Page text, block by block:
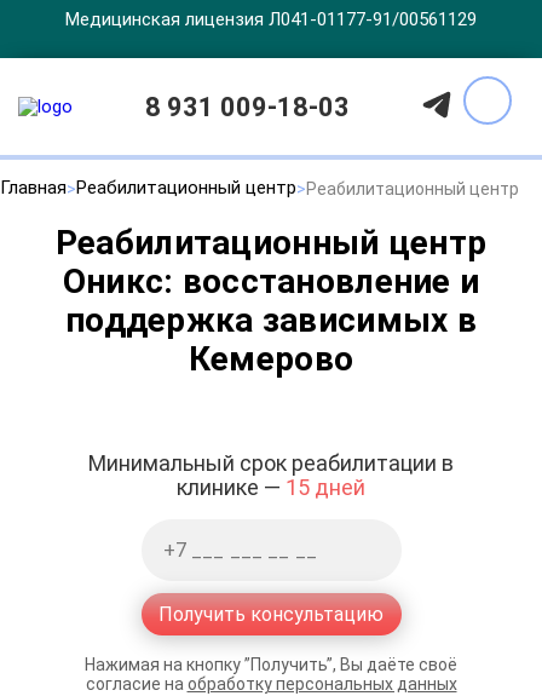
Медицинская лицензия Л041-01177-91/00561129
8 931 009-18-03
Главная Реабилитационный центр Реабилитационный центр
Реабилитационный центр
Оникс: восстановление и
поддержка зависимых в
Кемерово
Минимальный срок реабилитации в
клинике — 15 дней
Получить консультацию
Нажимая на кнопку ”Получить”, Вы даёте своё
согласие на обработку персональных данных